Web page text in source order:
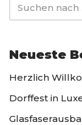
Neueste
Herzlich
Dorffest in